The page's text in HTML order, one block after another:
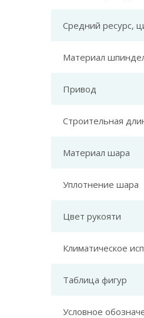
Средний ресурс,
Материал
Привод
Строительная
Материал шара
Уплотнение шара
Цвет рукояти
Климатическое
Таблица фигур
Условное